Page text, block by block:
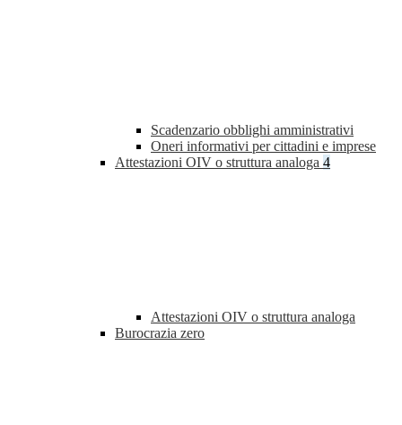
Scadenzario obblighi amministrativi
Oneri informativi per cittadini e imprese
Attestazioni OIV o struttura analoga 4
Attestazioni OIV o struttura analoga
Burocrazia zero